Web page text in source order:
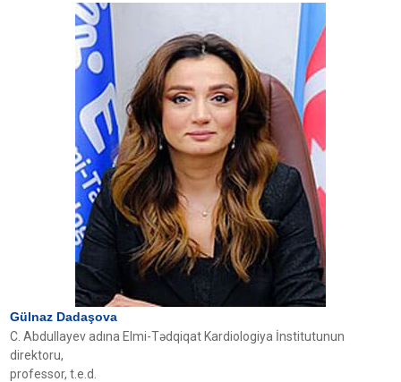
Gülnaz Dadaşova
C. Abdullayev adına Elmi-Tədqiqat Kardiologiya İnstitutunun
direktoru,
professor, t.e.d.